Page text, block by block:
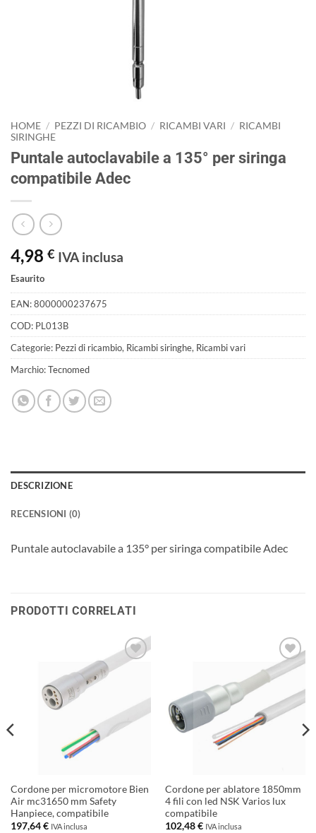
HOME / PEZZI DI RICAMBIO / RICAMBI VARI / RICAMBI
SIRINGHE
Puntale autoclavabile a 135° per siringa
compatibile Adec
4,98 € IVA inclusa
Esaurito
EAN:8000000237675
COD: PL013B
Categorie: Pezzi di ricambio, Ricambi siringhe, Ricambi vari
Marchio:Tecnomed
DESCRIZIONE
RECENSIONI (0)
Puntale autoclavabile a 135° per siringa compatibile Adec
PRODOTTI CORRELATI
Aggiungi
Cordone per micromotore Bien
Air mc31650 mm Safety
Hanpiece, compatibile
197,64€ IVA inclusa
Aggiungi
alla lista
desideri
Cordone per ablatore 1850mm
4 fili con led NSK Varios lux
compatibile
102,48€ IVA inclusa